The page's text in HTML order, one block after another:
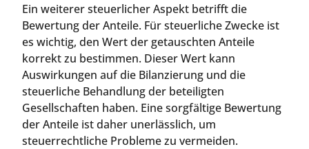
Ein weiterer steuerlicher Aspekt betrifft die
Bewertung der Anteile. Für steuerliche Zwecke ist
es wichtig, den Wert der getauschten Anteile
korrekt zu bestimmen. Dieser Wert kann
Auswirkungen auf die Bilanzierung und die
steuerliche Behandlung der beteiligten
Gesellschaften haben. Eine sorgfältige Bewertung
der Anteile ist daher unerlässlich, um
steuerrechtliche Probleme zu vermeiden.